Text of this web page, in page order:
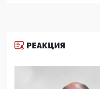
11:53, 09 Июня 2026
деятельность ИИТО
цифроглобалисты
повестку в образовании
РЕАКЦИЯ